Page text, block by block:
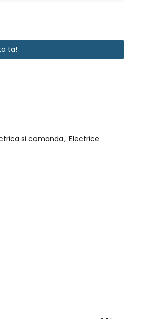
ta!
si comanda, Electrice